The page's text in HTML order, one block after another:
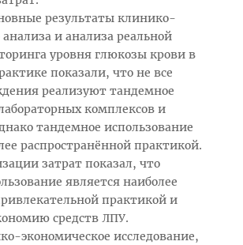
результаты клинико-
и анализа реальной
уровня глюкозы крови в
показали, что не все
реализуют тандемное
комплексов и
тандемное использование
распространённой практикой.
затрат показал, что
является наиболее
практикой и
средств ЛПУ.
экономическое исследование,